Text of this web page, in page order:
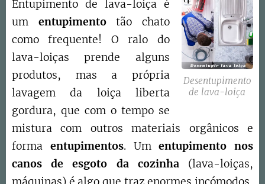
Desentupimento
de lava-loiça
Entupimento de lava-loiça é
um entupimentotão chato
como frequente! O ralo do
lava-loiças prende alguns
produtos, mas a própria
lavagem da loiça liberta
gordura, que com o tempo se
mistura com outros materiais orgânicos e
forma entupimentos. Umentupimento nos
canos de esgoto da cozinha(lava-loiças,